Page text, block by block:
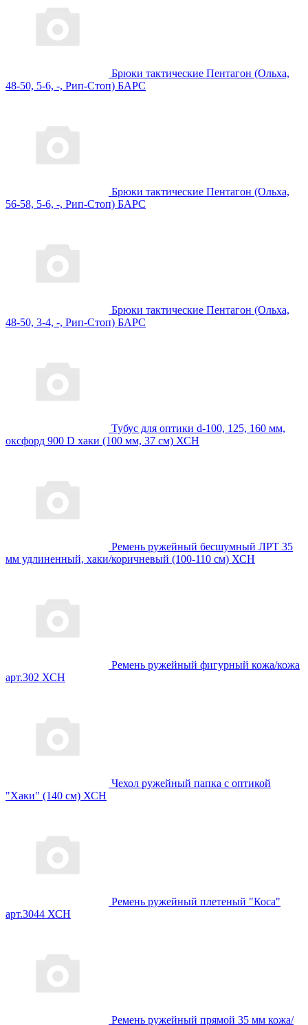
Брюки тактические Пентагон (Ольха,
48-50, 5-6, -, Рип-Стоп) БАРС
Брюки тактические Пентагон (Ольха,
56-58, 5-6, -, Рип-Стоп) БАРС
Брюки тактические Пентагон (Ольха,
48-50, 3-4, -, Рип-Стоп) БАРС
Тубус для оптики d-100, 125, 160 мм,
оксфорд 900 D хаки (100 мм, 37 см) ХСН
Ремень ружейный бесшумный ЛРТ 35
мм удлиненный, хаки/коричневый (100-110 см) ХСН
Ремень ружейный фигурный кожа/кожа
арт.302 ХСН
Чехол ружейный папка с оптикой
"Хаки" (140 см) ХСН
Ремень ружейный плетеный "Коса"
арт.3044 ХСН
Ремень ружейный прямой 35 мм кожа/